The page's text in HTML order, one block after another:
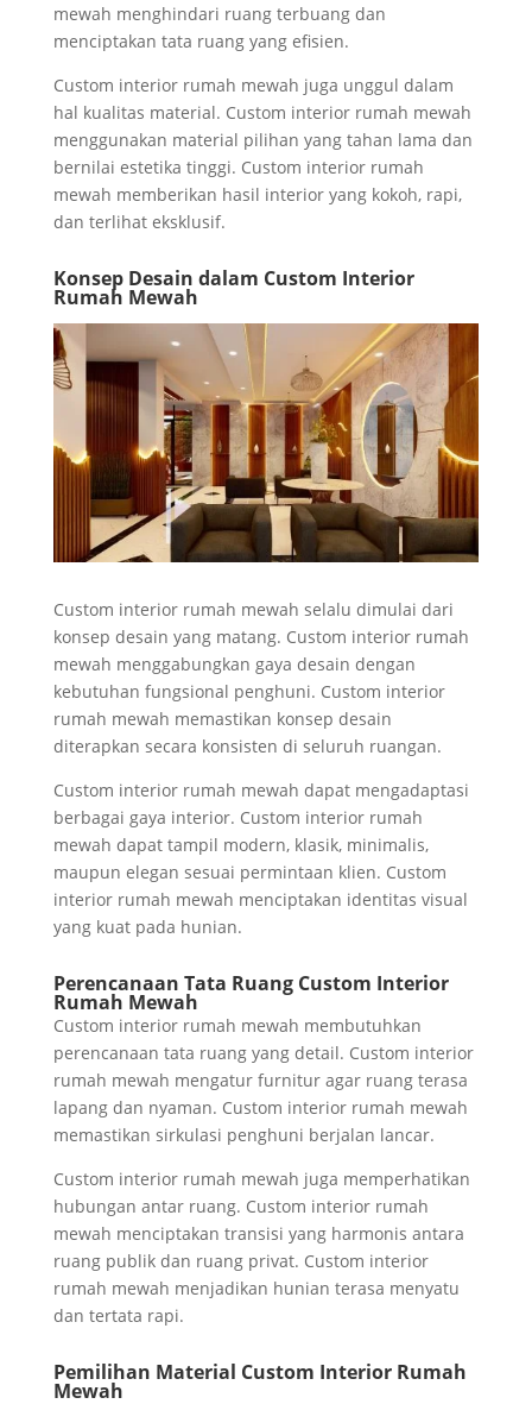
mewah menghindari ruang terbuang dan
menciptakan tata ruang yang efisien.
Custom interior rumah mewah juga unggul dalam
hal kualitas material. Custom interior rumah mewah
menggunakan material pilihan yang tahan lama dan
bernilai estetika tinggi. Custom interior rumah
mewah memberikan hasil interior yang kokoh, rapi,
dan terlihat eksklusif.
Konsep Desain dalam Custom Interior
Rumah Mewah
Custom interior rumah mewah selalu dimulai dari
konsep desain yang matang. Custom interior rumah
mewah menggabungkan gaya desain dengan
kebutuhan fungsional penghuni. Custom interior
rumah mewah memastikan konsep desain
diterapkan secara konsisten di seluruh ruangan.
Custom interior rumah mewah dapat mengadaptasi
berbagai gaya interior. Custom interior rumah
mewah dapat tampil modern, klasik, minimalis,
maupun elegan sesuai permintaan klien. Custom
interior rumah mewah menciptakan identitas visual
yang kuat pada hunian.
Perencanaan Tata Ruang Custom Interior
Rumah Mewah
Custom interior rumah mewah membutuhkan
perencanaan tata ruang yang detail. Custom interior
rumah mewah mengatur furnitur agar ruang terasa
lapang dan nyaman. Custom interior rumah mewah
memastikan sirkulasi penghuni berjalan lancar.
Custom interior rumah mewah juga memperhatikan
hubungan antar ruang. Custom interior rumah
mewah menciptakan transisi yang harmonis antara
ruang publik dan ruang privat. Custom interior
rumah mewah menjadikan hunian terasa menyatu
dan tertata rapi.
Pemilihan Material Custom Interior Rumah
Mewah